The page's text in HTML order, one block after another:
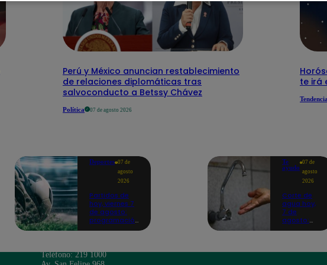
Perú y México anuncian restablecimiento
de relaciones diplomáticas tras
salvoconducto a Betssy Chávez
Política 07 de agosto 2026
te irá
Deportes 07 de
agosto
2026
Partidos de
hoy, viernes 7
de agosto:
programación
Te
ayudo
07 de
agosto
2026
Corte de
agua hoy,
7 de
agosto:
sin el
Teléfono: 219 1000